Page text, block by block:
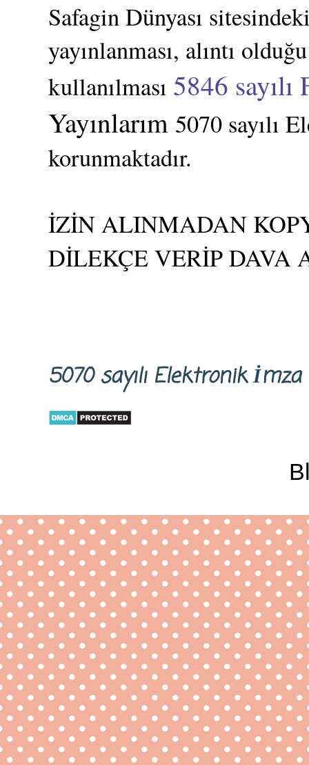
Safagin Dünyası
yayınlanması, alıntı
kullanılması 5846 sayılı
Yayınlarım 5070 sayılı
korunmaktadır.
İZİN ALINMADAN
DİLEKÇE VERİP
5070 sayılı Elektronik